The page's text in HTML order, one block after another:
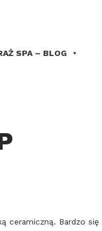
SPA – BLOG
ceramiczną. Bardzo się